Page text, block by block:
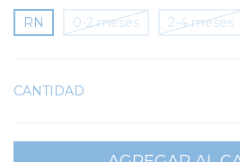
RN
0-2 meses 2-4 meses
CANTIDAD